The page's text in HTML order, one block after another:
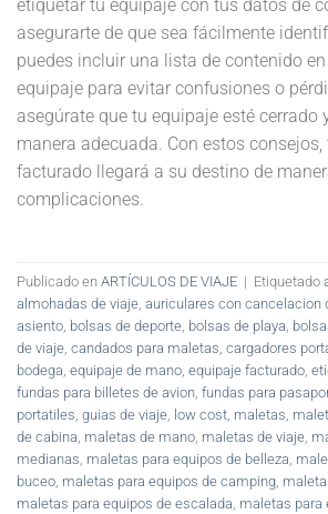
etiquetar tu equipaje con tus datos de
asegurarte de que sea fácilmente
puedes incluir una lista de contenido
equipaje para evitar confusiones o
asegúrate que tu equipaje esté cerrado
manera adecuada. Con estos
facturado llegará a su destino de
complicaciones.
Publicado en ARTÍCULOS DE VIAJE | Etiquetado
almohadas de viaje auriculares con cancelacion
asiento bolsas de deporte bolsas de playa
de viaje candados para maletas cargadores
bodega equipaje de mano equipaje facturado
fundas para billetes de avion fundas para
portatiles guias de viaje low cost maletas
de cabina maletas de mano maletas de viaje
medianas maletas para equipos de belleza
buceo maletas para equipos de camping
maletas para equipos de escalada maletas para